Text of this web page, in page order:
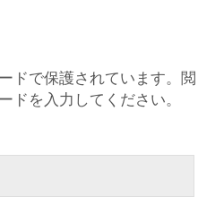
ドで保護されています。閲
ドを入力してください。